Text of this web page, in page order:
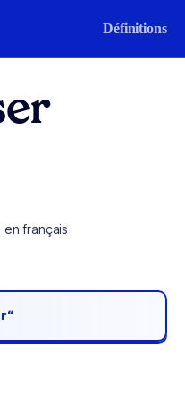
Définitions
français